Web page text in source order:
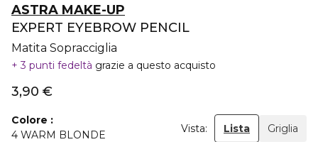
ASTRA MAKE-UP
EXPERT EYEBROW PENCIL
Matita Sopracciglia
3 punti fedeltà grazie a questo acquisto
3,90 €
Colore
4 WARM BLONDE
Vista: Lista Griglia